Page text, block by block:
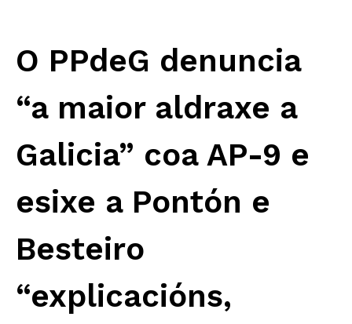
O PPdeG denuncia
“a maior aldraxe a
Galicia” coa AP-9 e
esixe a Pontón e
Besteiro
“explicacións,